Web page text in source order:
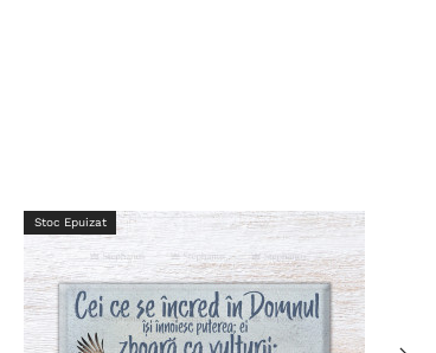
Stoc Epuizat